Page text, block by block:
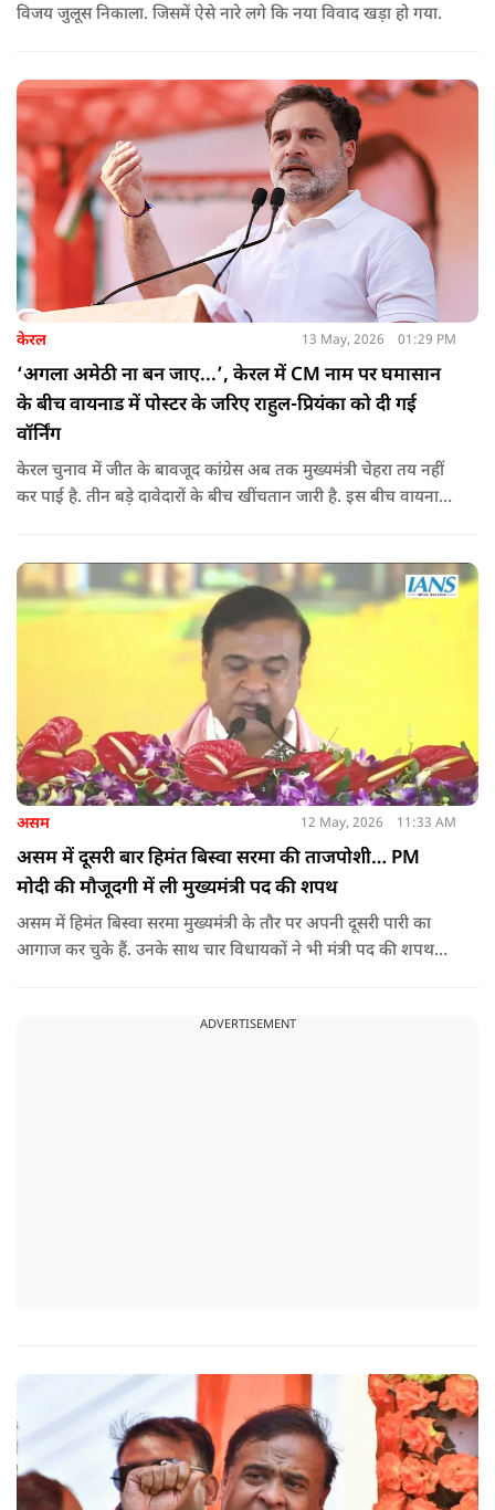
विजय जुलूस निकाला. जिसमें ऐसे नारे लगे कि नया विवाद खड़ा हो गया.
केरल 13 May, 2026 01:29 PM
‘अगला अमेठी ना बन जाए...’, केरल में CM नाम पर घमासान
के बीच वायनाड में पोस्टर के जरिए राहुल-प्रियंका को दी गई
वॉर्निंग
केरल चुनाव में जीत के बावजूद कांग्रेस अब तक मुख्यमंत्री चेहरा तय नहीं
कर पाई है. तीन बड़े दावेदारों के बीच खींचतान जारी है. इस बीच वायनाड
असम 12 May, 2026 11:33 AM
असम में दूसरी बार हिमंत बिस्वा सरमा की ताजपोशी… PM
मोदी की मौजूदगी में ली मुख्यमंत्री पद की शपथ
असम में हिमंत बिस्वा सरमा मुख्यमंत्री के तौर पर अपनी दूसरी पारी का
आगाज कर चुके हैं. उनके साथ चार विधायकों ने भी मंत्री पद की शपथ
ADVERTISEMENT